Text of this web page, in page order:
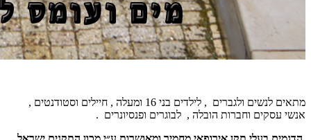
מתאים לנשים ולגברים , לילדים בני 16 ומעלה , חיילים וסטודנטים ,
אנשי עסקים וחברות הובלה , לבוגרים ופנסיונרים .